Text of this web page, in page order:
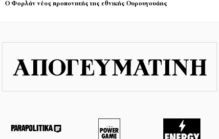
Ο Φορλάν νέος προπονητής της εθνικής Ουρουγουάης